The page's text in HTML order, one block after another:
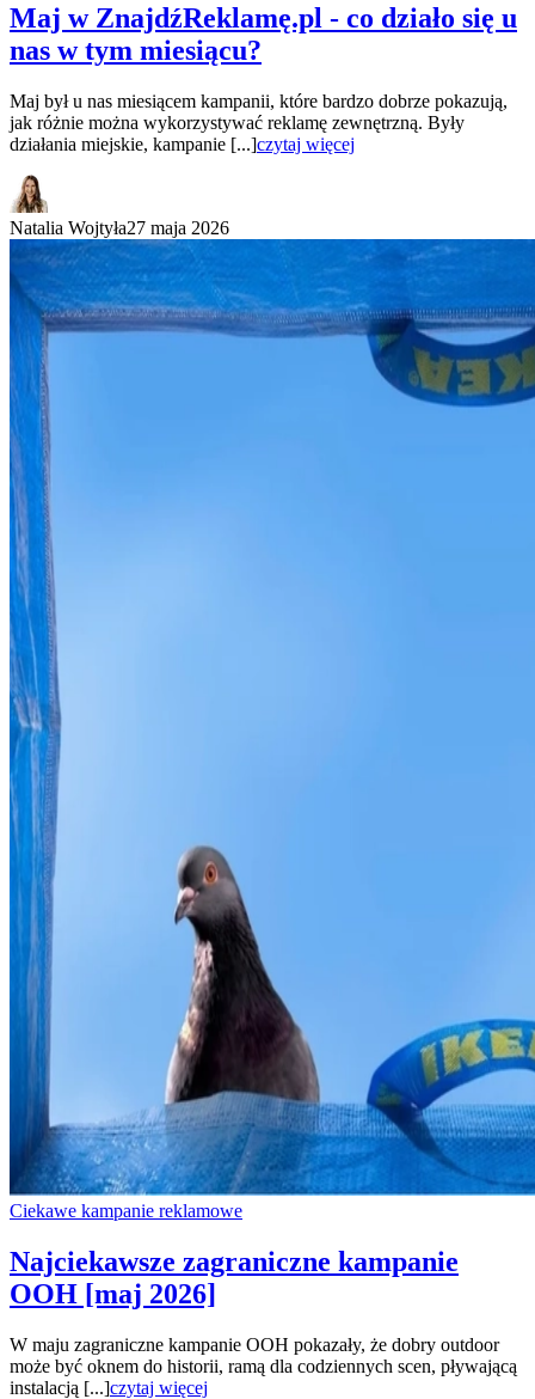
Maj w ZnajdźReklamę.pl - co działo się u
nas w tym miesiącu?
Maj był u nas miesiącem kampanii, które bardzo dobrze pokazują,
jak różnie można wykorzystywać reklamę zewnętrzną. Były
działania miejskie, kampanie [...]czytaj więcej
Natalia Wojtyła27 maja 2026
Ciekawe kampanie reklamowe
Najciekawsze zagraniczne kampanie
OOH [maj 2026]
W maju zagraniczne kampanie OOH pokazały, że dobry outdoor
może być oknem do historii, ramą dla codziennych scen, pływającą
instalacją [...]czytaj więcej